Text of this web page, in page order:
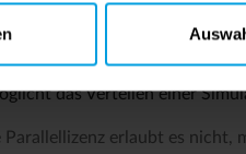
das Verteilen einer
Parallel_16
das Verteilen einer
Parallellizenz erlaubt es nicht,